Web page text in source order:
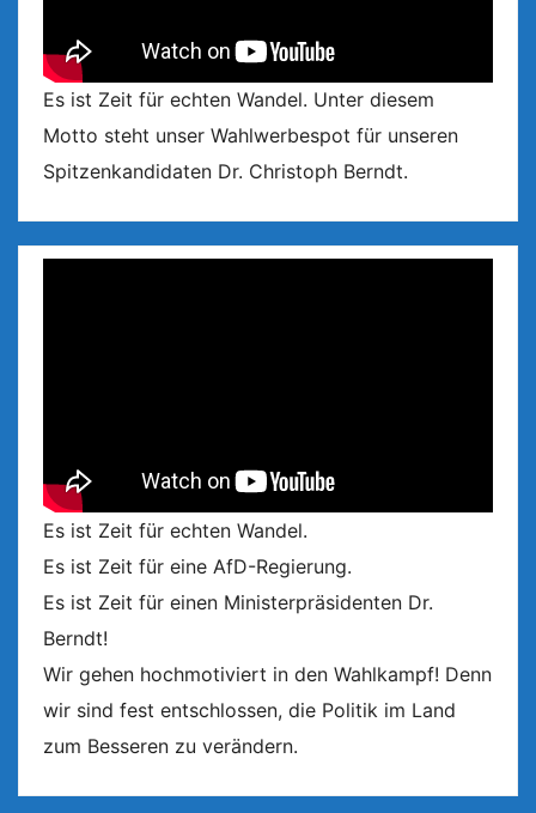
Es ist Zeit für echten Wandel. Unter diesem
Motto steht unser Wahlwerbespot für unseren
Spitzenkandidaten Dr. Christoph Berndt.
Es ist Zeit für echten Wandel.
Es ist Zeit für eine AfD-Regierung.
Es ist Zeit für einen Ministerpräsidenten Dr.
Berndt!
Wir gehen hochmotiviert in den Wahlkampf! Denn
wir sind fest entschlossen, die Politik im Land
zum Besseren zu verändern.